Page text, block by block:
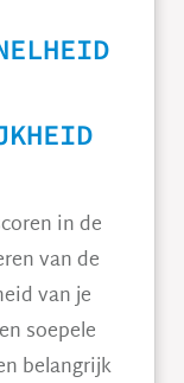
in de
van de
van je
soepele
belangrijk